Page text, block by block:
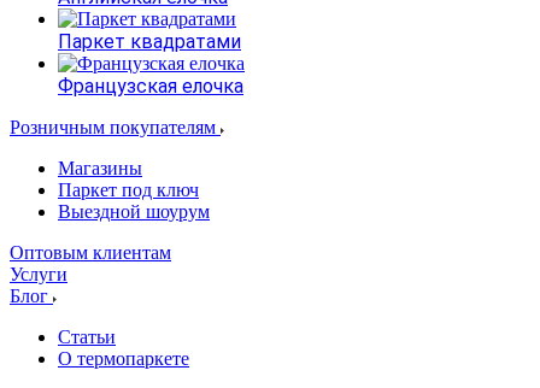
Паркет квадратами
Французская елочка
Розничным покупателям
Магазины
Паркет под ключ
Выездной шоурум
Оптовым клиентам
Услуги
Блог
Статьи
О термопаркете